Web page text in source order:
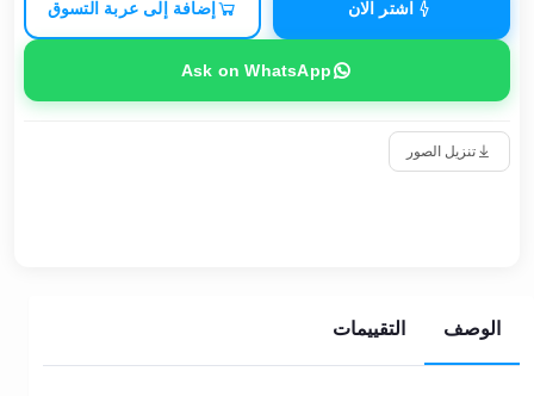
اشتر الان إضافة إلى عربة التسوق
Ask on WhatsApp
تنزيل الصور
الوصف التقييمات